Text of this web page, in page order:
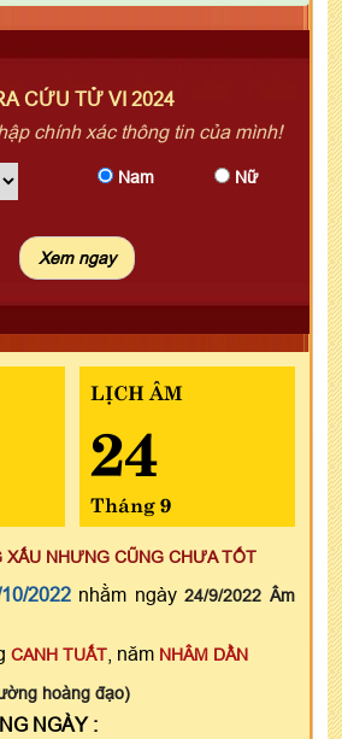
CỨU TỬ VI 2024
chính xác thông tin của mình!
Nam Nữ
LỊCH ÂM
24
Tháng 9
XẤU NHƯNG CŨNG CHƯA TỐT
2022nhằm ngày24/9/2022 Âm
CANH TUẤT , năm NHÂM DẦN
hoàng đạo)
NGÀY :